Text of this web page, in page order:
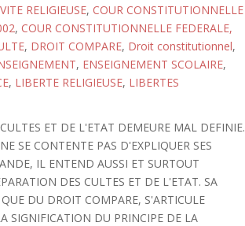
RELIGIEUSE, COUR CONSTITUTIONNELLE
, COUR CONSTITUTIONNELLE FEDERALE,
, DROIT COMPARE, Droit constitutionnel,
, ENSEIGNEMENT SCOLAIRE,
, LIBERTE RELIGIEUSE, LIBERTES
ET DE L'ETAT DEMEURE MAL DEFINIE.
SE CONTENTE PAS D'EXPLIQUER SES
IL ENTEND AUSSI ET SURTOUT
DES CULTES ET DE L'ETAT. SA
DU DROIT COMPARE, S'ARTICULE
SIGNIFICATION DU PRINCIPE DE LA